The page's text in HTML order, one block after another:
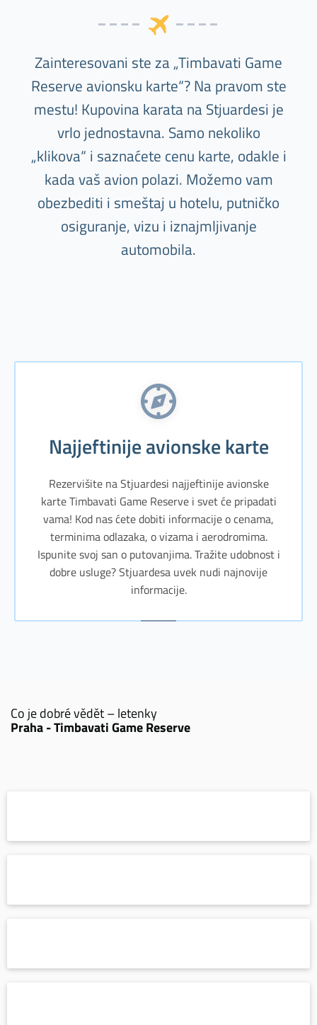
Zainteresovani ste za „Timbavati Game
Reserve avionsku karte“? Na pravom ste
mestu! Kupovina karata na Stjuardesi je
vrlo jednostavna. Samo nekoliko
„klikova“ i saznaćete cenu karte, odakle i
kada vaš avion polazi. Možemo vam
obezbediti i smeštaj u hotelu, putničko
osiguranje, vizu i iznajmljivanje
automobila.
Najjeftinije avionske karte
Rezervišite na Stjuardesi najjeftinije avionske
karte Timbavati Game Reserve i svet će pripadati
vama! Kod nas ćete dobiti informacije o cenama,
terminima odlazaka, o vizama i aerodromima.
Ispunite svoj san o putovanjima. Tražite udobnost i
dobre usluge? Stjuardesa uvek nudi najnovije
informacije.
Co je dobré vědět – letenky
Praha - Timbavati Game Reserve